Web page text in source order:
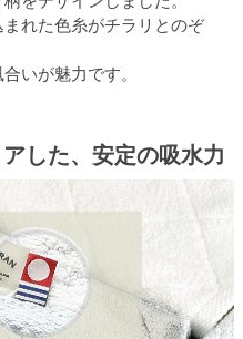
れた色糸がチラリとのぞ
いが魅力です。
した、安定の吸水力